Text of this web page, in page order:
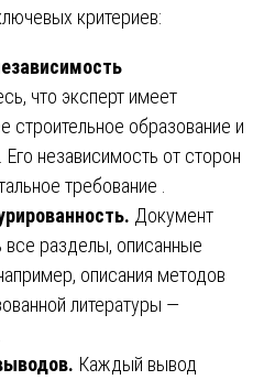
критериев:
что эксперт имеет
строительное образование и
независимость от сторон
требование .
Документ
разделы, описанные
описания методов
литературы —
Каждый вывод